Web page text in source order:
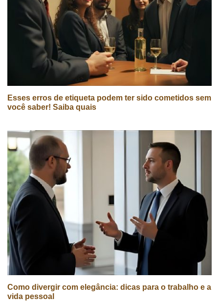
Esses erros de etiqueta podem ter sido cometidos sem
você saber! Saiba quais
Como divergir com elegância: dicas para o trabalho e a
vida pessoal